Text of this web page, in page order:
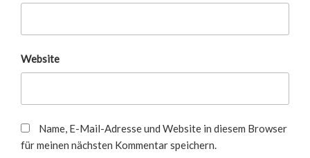
Website
Name, E-Mail-Adresse und Website in diesem Browser
für meinen nächsten Kommentar speichern.